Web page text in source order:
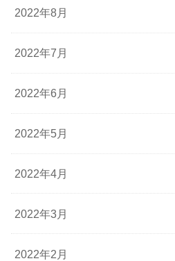
2022年8月
2022年7月
2022年6月
2022年5月
2022年4月
2022年3月
2022年2月